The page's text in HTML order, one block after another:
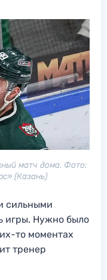
матч дома. Фото:
(Казань)
сильными
игры. Нужно было
то моментах
тренер